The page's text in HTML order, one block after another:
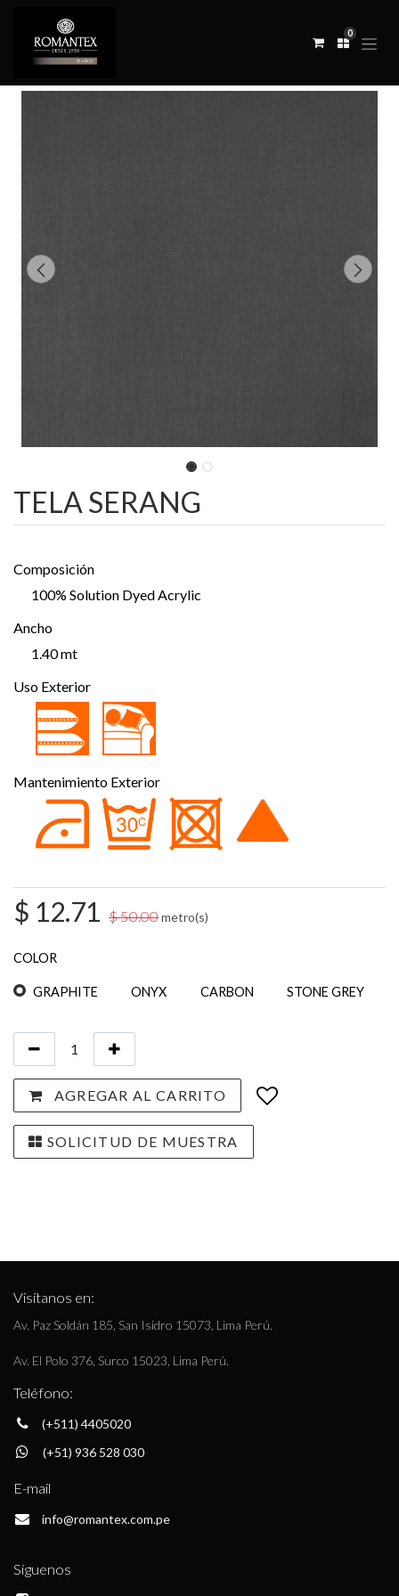
0
TELA SERANG
Composición
100% Solution Dyed Acrylic
Ancho
1.40 mt
Uso Exterior
Mantenimiento Exterior
$ 12.71 $50.00metro(s)
COLOR
GRAPHITE ONYX CARBON STONE GREY
AGREGAR AL CARRITO
SOLICITUD DE MUESTRA
Visítanos en:
Av. Paz Soldán 185, San Isidro 15073, Lima Perú.
Av. El Polo 376, Surco 15023, Lima Perú.
Teléfono:
(+511) 4405020
(+51) 936 528 030
E-mail
info@romantex.com.pe
Síguenos